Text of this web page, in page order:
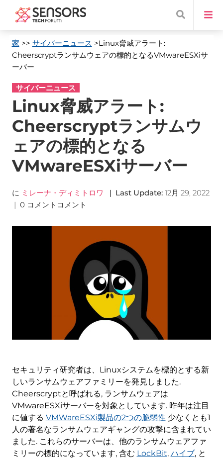
家 >> サイバーニュース >Linux脅威アラート:
Cheerscryptランサムウェアの標的となるVMwareESXiサ
ーバー
サイバーニュース
Linux脅威アラート:
Cheerscryptランサムウ
ェアの標的となる
VMwareESXiサーバー
に ミレーナ・ディミトロワ | Last Update: 12月 29, 2022
| 0 コメントコメント
セキュリティ研究者は、Linuxシステムを標的とする新
しいランサムウェアファミリーを発見しました.
Cheerscryptと呼ばれる, ランサムウェアは
VMwareESXiサーバーを対象としています. 昨年は注目
に値する VMWareESXi製品の2つの脆弱性 少なくとも1
人の著名なランサムウェアギャングの攻撃に含まれてい
ました. これらのサーバーは、他のランサムウェアファ
ミリーの標的になっています, 含む LockBit, ハイブ, と